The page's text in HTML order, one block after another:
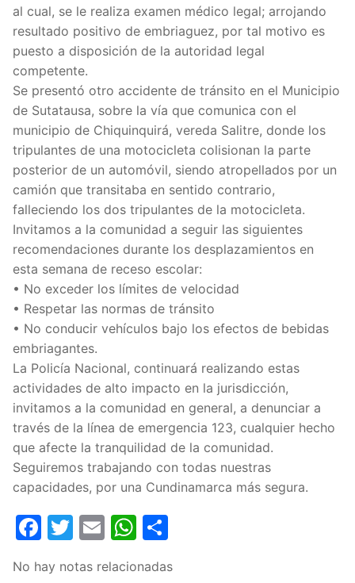
al cual, se le realiza examen médico legal; arrojando
resultado positivo de embriaguez, por tal motivo es
puesto a disposición de la autoridad legal
competente.
Se presentó otro accidente de tránsito en el Municipio
de Sutatausa, sobre la vía que comunica con el
municipio de Chiquinquirá, vereda Salitre, donde los
tripulantes de una motocicleta colisionan la parte
posterior de un automóvil, siendo atropellados por un
camión que transitaba en sentido contrario,
falleciendo los dos tripulantes de la motocicleta.
Invitamos a la comunidad a seguir las siguientes
recomendaciones durante los desplazamientos en
esta semana de receso escolar:
• No exceder los límites de velocidad
• Respetar las normas de tránsito
• No conducir vehículos bajo los efectos de bebidas
embriagantes.
La Policía Nacional, continuará realizando estas
actividades de alto impacto en la jurisdicción,
invitamos a la comunidad en general, a denunciar a
través de la línea de emergencia 123, cualquier hecho
que afecte la tranquilidad de la comunidad.
Seguiremos trabajando con todas nuestras
capacidades, por una Cundinamarca más segura.
Facebook
Twitter
EmailWhatsApp
No hay notas relacionadas